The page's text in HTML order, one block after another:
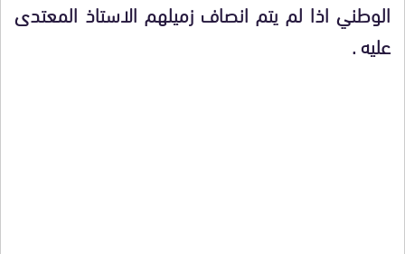
الوطني اذا لم يتم انصاف زميلهم الاستاذ المعتدى
عليه .